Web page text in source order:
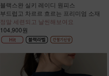
블랙스완 실키 레이디 원피스
부드럽고 차르르 흐르는 프리미엄 소재
정말 세련되고 날씬해보여요
104,900원